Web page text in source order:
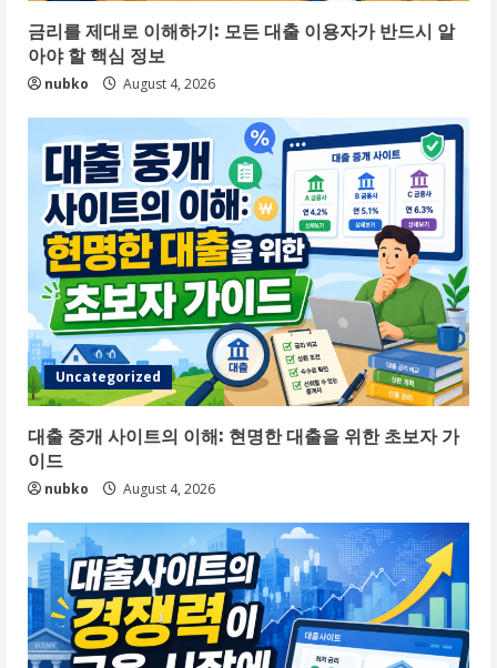
금리를 제대로 이해하기: 모든 대출 이용자가 반드시 알
아야 할 핵심 정보
nubko August 4, 2026
Uncategorized
대출 중개 사이트의 이해: 현명한 대출을 위한 초보자 가
이드
nubko August 4, 2026